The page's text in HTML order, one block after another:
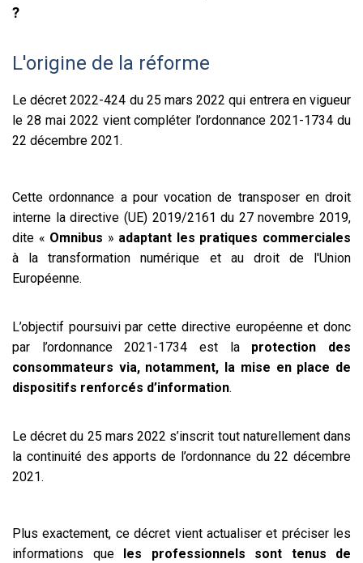
?
L'origine de la réforme
Le décret 2022-424 du 25 mars 2022 qui entrera en vigueur
le 28 mai 2022 vient compléter l’ordonnance 2021-1734 du
22 décembre 2021.
Cette ordonnance a pour vocation de transposer en droit
interne la directive (UE) 2019/2161 du 27 novembre 2019,
dite « Omnibus » adaptant les pratiques commerciales
à la transformation numérique et au droit de l'Union
Européenne.
L’objectif poursuivi par cette directive européenne et donc
par l’ordonnance 2021-1734 est la protection des
consommateurs via, notamment, la mise en place de
dispositifs renforcés d’information.
Le décret du 25 mars 2022 s’inscrit tout naturellement dans
la continuité des apports de l’ordonnance du 22 décembre
2021.
Plus exactement, ce décret vient actualiser et préciser les
informations que
les professionnels sont tenus de